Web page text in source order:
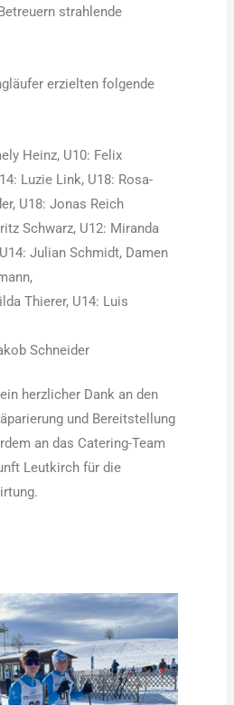
strahlende
erzielten folgende
Heinz, U10: Felix
Luzie Link, U18: Rosa-
U18: Jonas Reich
Schwarz, U12: Miranda
Julian Schmidt, Damen
Thierer, U14: Luis
Schneider
herzlicher Dank an den
und Bereitstellung
an das Catering-Team
Leutkirch für die